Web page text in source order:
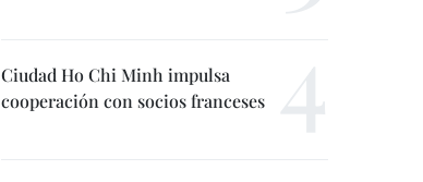
Ciudad Ho Chi Minh impulsa
cooperación con socios franceses